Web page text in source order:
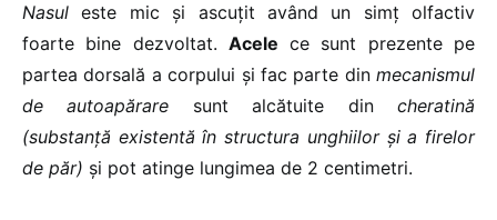
Nasuleste mic şi ascuţit având un simţ olfactiv
foarte bine dezvoltat. Acele ce sunt prezente pe
partea dorsală a corpului şi fac parte din mecanismul
de autoapărare sunt alcătuite dincheratină
(substanţă existentă în structura unghiilor şi a firelor
de păr) şi pot atinge lungimea de 2 centimetri.